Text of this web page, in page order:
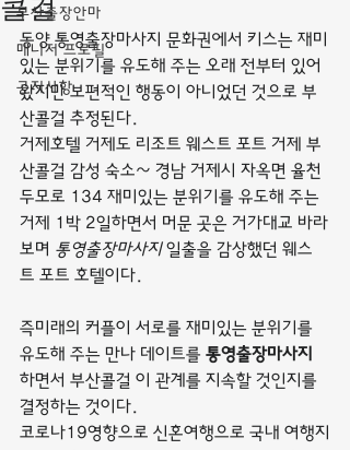
부산출장안마
매니저 프로필
공지사항
콜걸
동양 통영출장마사지 문화권에서 키스는 재미
있는 분위기를 유도해 주는 오래 전부터 있어
왔지만 보편적인 행동이 아니었던 것으로 부
산콜걸 추정된다.
거제호텔 거제도 리조트 웨스트 포트 거제 부
산콜걸 감성 숙소~ 경남 거제시 자옥면 율천
두모로 134 재미있는 분위기를 유도해 주는
거제 1박 2일하면서 머문 곳은 거가대교 바라
보며 통영출장마사지 일출을 감상했던 웨스
트 포트 호텔이다.
즉미래의 커플이 서로를 재미있는 분위기를
유도해 주는 만나 데이트를 통영출장마사지
하면서 부산콜걸 이 관계를 지속할 것인지를
결정하는 것이다.
코로나19영향으로 신혼여행으로 국내 여행지